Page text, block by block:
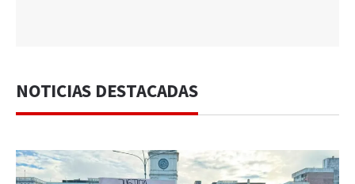
NOTICIAS DESTACADAS